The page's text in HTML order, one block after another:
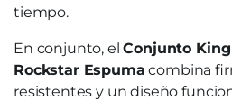
tiempo.
En conjunto, elConjunto
Rockstar Espuma combina
resistentes y un diseño